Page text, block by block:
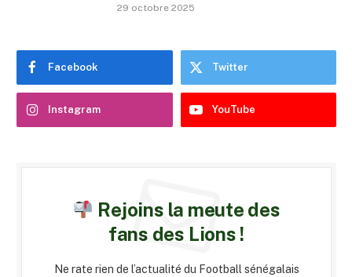
29 octobre 2025
Facebook Twitter
Instagram YouTube
Rejoins la meute des
fans des Lions !
Ne rate rien de l’actualité du Football sénégalais